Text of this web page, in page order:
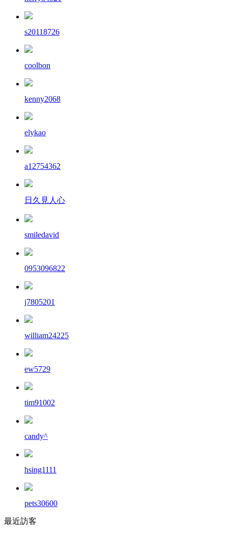
s20118726
coolbon
kenny2068
elykao
a12754362
日久見人心
smiledavid
0953096822
j7805201
william24225
ew5729
tim91002
candy^
hsing1111
pets30600
最近訪客